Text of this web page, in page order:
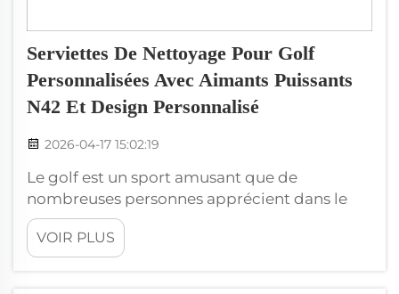
Serviettes De Nettoyage Pour Golf
Personnalisées Avec Aimants Puissants
N42 Et Design Personnalisé
2026-04-17 15:02:19
Le golf est un sport amusant que de
nombreuses personnes apprécient dans le
monde entier. Pour bien jouer, les golfeurs
doivent garder leurs clubs et leurs balles
propres, et c’est là qu’interviennent les
VOIR PLUS